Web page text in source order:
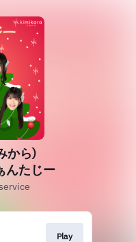
から)
んたじー
Play